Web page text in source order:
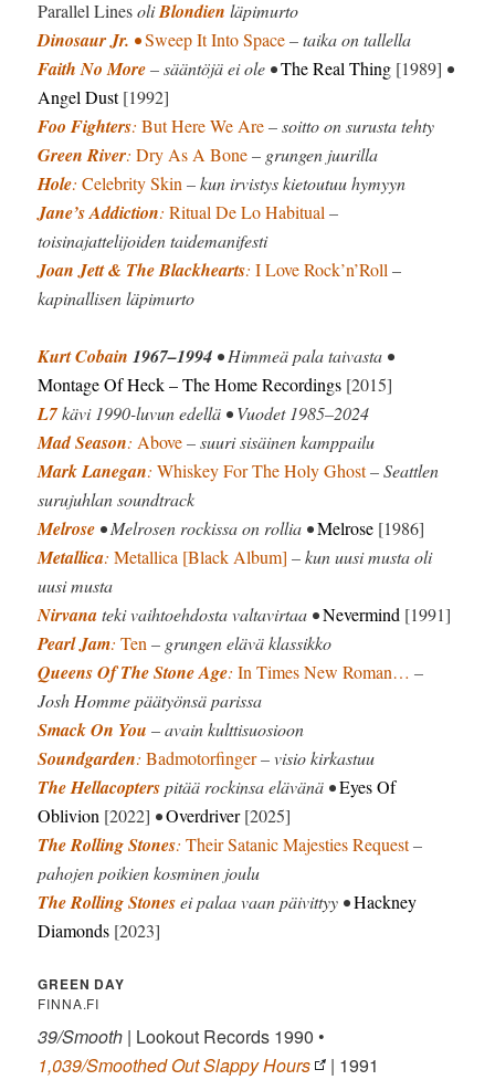
Parallel LinesoliBlondien läpimurto
Dinosaur Jr. •Sweep It Into Space– taika on tallella
Faith No More– sääntöjä ei ole •The Real Thing [1989] •
Angel Dust[1992]
Foo Fighters:But Here We Are– soitto on surusta tehty
Green River:Dry As A Bone– grungen juurilla
Hole:Celebrity Skin– kun irvistys kietoutuu hymyyn
Jane’s Addiction:Ritual De Lo Habitual–
toisinajattelijoiden taidemanifesti
Joan Jett & The Blackhearts:I Love Rock’n’Roll–
kapinallisen läpimurto
Kurt Cobain 1967–1994 • Himmeä pala taivasta •
Montage Of Heck– The Home Recordings [2015]
L7kävi 1990-luvun edellä • Vuodet 1985–2024
Mad Season:Above– suuri sisäinen kamppailu
Mark Lanegan:Whiskey For The Holy Ghost– Seattlen
surujuhlan soundtrack
Melrose • Melrosen rockissa on rollia •Melrose [1986]
Metallica:Metallica [Black Album] – kun uusi musta oli
uusi musta
Nirvanateki vaihtoehdosta valtavirtaa •Nevermind [1991]
Pearl Jam:Ten– grungen elävä klassikko
Queens Of The Stone Age:In Times New Roman… –
Josh Homme päätyönsä parissa
Smack On You – avain kulttisuosioon
Soundgarden:Badmotorfinger– visio kirkastuu
The Hellacopterspitää rockinsa elävänä •Eyes Of
Oblivion [2022] •Overdriver[2025]
The Rolling Stones:Their Satanic Majesties Request–
pahojen poikien kosminen joulu
The Rolling Stonesei palaa vaan päivittyy •Hackney
Diamonds [2023]
GREEN DAY
FINNA.FI
39/Smooth | Lookout Records 1990 •
1,039/Smoothed Out Slappy Hours
| 1991